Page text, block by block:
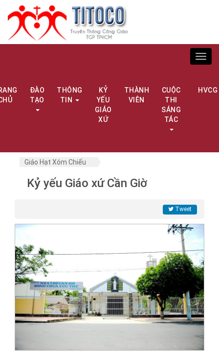
ĐÀO
TẠO
THÔNG
TIN
KỶ
YẾU
GIÁO
XỨ
THÀNH
VIÊN
CUỘC
THI
SÁNG
TÁC
HVCG
Giáo Hạt Xóm Chiếu
Kỷ yếu Giáo xứ Cần Giờ
Tweet